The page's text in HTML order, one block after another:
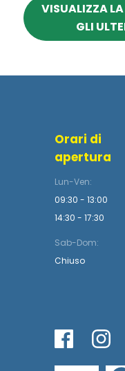
VISUALIZZA
GLI
Orari di
apertura
Lun-Ven:
09:30 - 13:00
14:30 - 17:30
Sab-Dom:
Chiuso